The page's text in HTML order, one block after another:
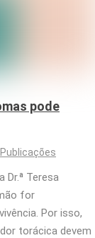
pode
Publicações
Dr.ª Teresa
for
Por isso,
torácica devem